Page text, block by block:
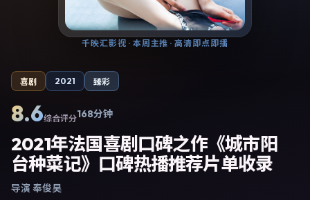
喜剧 2021 臻彩
8.6综合评分168分钟
2021年法国喜剧口碑之作《城市阳
台种菜记》口碑热播推荐片单收录
导演 奉俊昊
千映汇影视 · 本周主推 · 高清即点即播